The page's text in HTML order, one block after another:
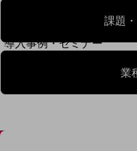
別ウィンドウで開きます
サービスをご利用中のお客さま
導入事例・セミナー
導入事例TOP
最新の導入事例や注目の導入事例を
セミナー
課題
業